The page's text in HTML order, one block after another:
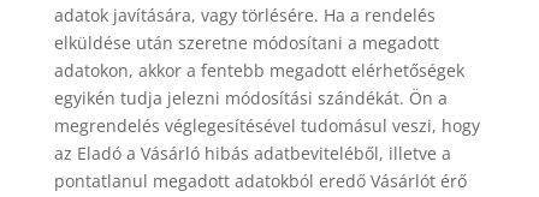
adatok javítására, vagy törlésére. Ha a rendelés
elküldése után szeretne módosítani a megadott
adatokon, akkor a fentebb megadott elérhetőségek
egyikén tudja jelezni módosítási szándékát. Ön a
megrendelés véglegesítésével tudomásul veszi, hogy
az Eladó a Vásárló hibás adatbeviteléből, illetve a
pontatlanul megadott adatokból eredő Vásárlót érő